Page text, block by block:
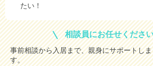
たい！
相談員にお任せくださ
事前相談から入居まで、親身にサポートしま
す。